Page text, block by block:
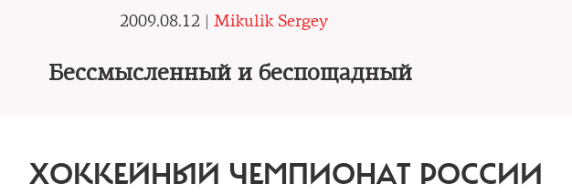
2009.08.12 | Mikulik Sergey
Бессмысленный и беспощадный
ХОККЕЙНЫЙ ЧЕМПИОНАТ РОССИИ